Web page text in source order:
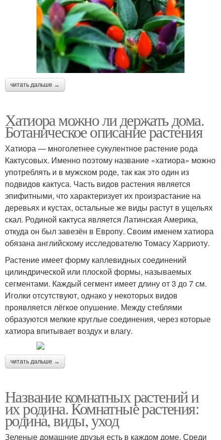
читать дальше →
Хатиора можно ли держать дома.
Ботаническое описание растения
Хатиора — многолетнее сукулентное растение рода
Кактусовых. Именно поэтому название «хатиора» можно
употреблять и в мужском роде, так как это один из
подвидов кактуса. Часть видов растения является
эпифитными, что характеризует их произрастание на
деревьях и кустах, остальные же виды растут в ущельях
скал. Родиной кактуса является Латинская Америка,
откуда он был завезён в Европу. Своим именем хатиора
обязана английскому исследователю Томасу Харриоту.
Растение имеет форму каплевидных соединений
цилиндрической или плоской формы, называемых
сегментами. Каждый сегмент имеет длину от 3 до 7 см.
Иголки отсутствуют, однако у некоторых видов
проявляется лёгкое опушение. Между стеблями
образуются мелкие круглые соединения, через которые
хатиора впитывает воздух и влагу.
читать дальше →
Название комнатных растений и
их родина. Комнатные растения:
родина, виды, уход
Зеленые домашние друзья есть в каждом доме. Среди